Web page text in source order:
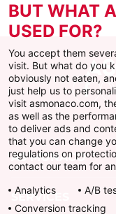
AS MONACO
SERVICES
BUT WHAT
USED FOR?
You accept them
visit. But what do you
obviously not eaten,
just help us to
visit asmonaco.com,
as well as the
to deliver ads and
that you can change
regulations on
contact our team for
Analytics
A/B
Conversion tracking